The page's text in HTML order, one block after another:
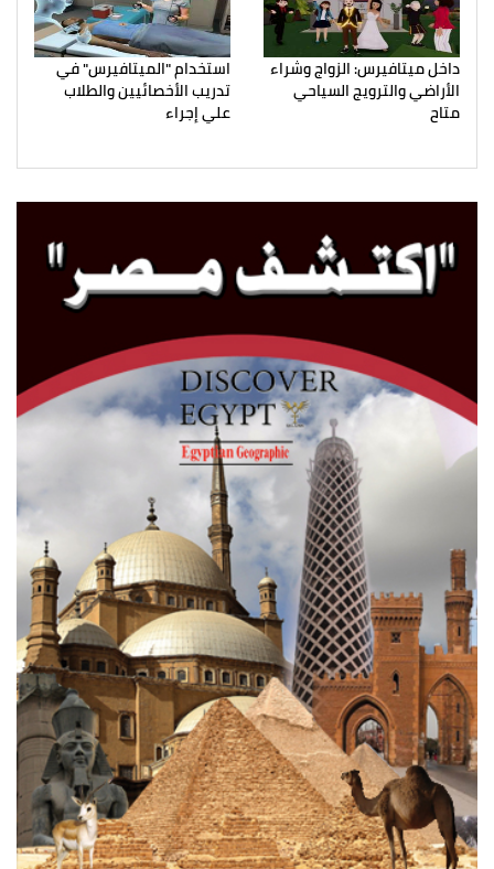
داخل ميتافيرس: الزواج وشراء
الأراضي والترويج السياحي
متاح
استخدام "الميتافيرس" في
تدريب الأخصائيين والطلاب
علي إجراء